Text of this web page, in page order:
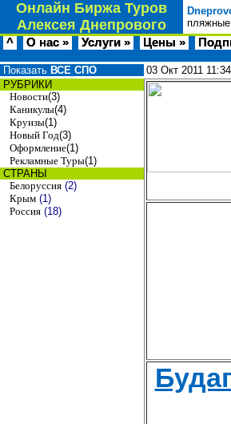
Онлайн Биржа Туров
Алексея Днепрового
^ О нас » Услуги » Цены »
Показать ВСЕ СПО
РУБРИКИ
Новости(3)
Каникулы(4)
Круизы(1)
Новый Год(3)
Оформление(1)
Рекламные Туры(1)
СТРАНЫ
Белоруссия (2)
Крым (1)
Россия (18)
03 Окт 2011